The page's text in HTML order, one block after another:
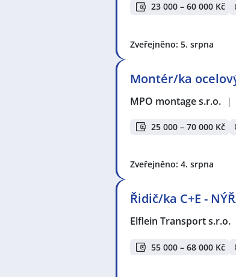
23 000 – 60 000 Kč
Zveřejněno: 5. srpna
Montér/ka
MPO montage s.r.o. |
25 000 – 70 000 Kč
Zveřejněno: 4. srpna
Řidič/ka C+E -
Elflein Transport s.r.o.
55 000 – 68 000 Kč